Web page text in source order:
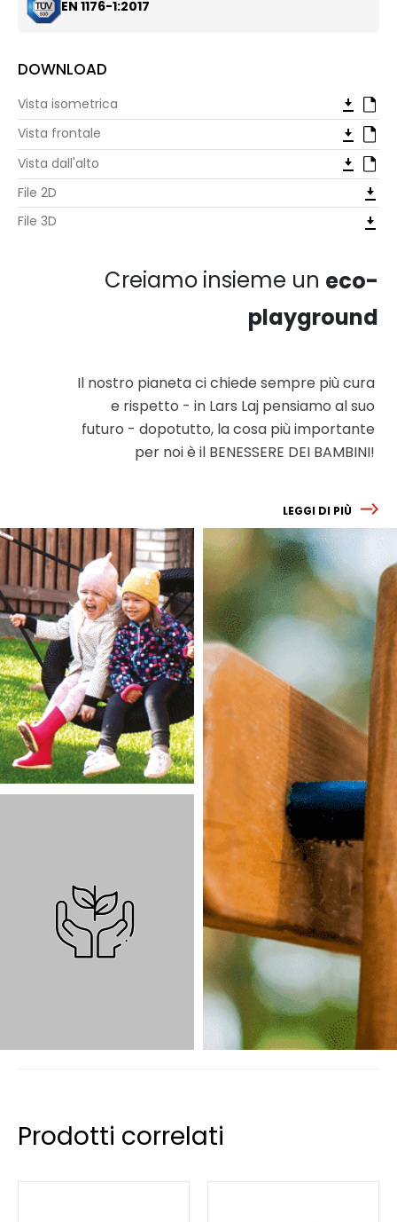
EN 1176-1:2017
DOWNLOAD
Vista isometrica
Vista frontale
Vista dall'alto
File 2D
File 3D
Creiamo insieme un eco-
playground
Il nostro pianeta ci chiede sempre più cura
e rispetto - in Lars Laj pensiamo al suo
futuro - dopotutto, la cosa più importante
per noi è il BENESSERE DEI BAMBINI!
LEGGI DI PIÙ
Prodotti correlati